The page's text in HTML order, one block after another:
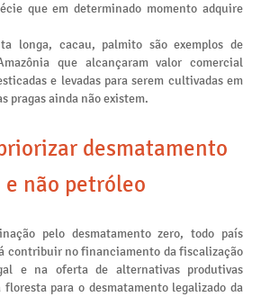
que em determinado momento adquire
longa, cacau, palmito são exemplos de
que alcançaram valor comercial
e levadas para serem cultivadas em
pragas ainda não existem.
desmatamento
e não petróleo
pelo desmatamento zero, todo país
contribuir no financiamento da fiscalização
e na oferta de alternativas produtivas
floresta para o desmatamento legalizado da